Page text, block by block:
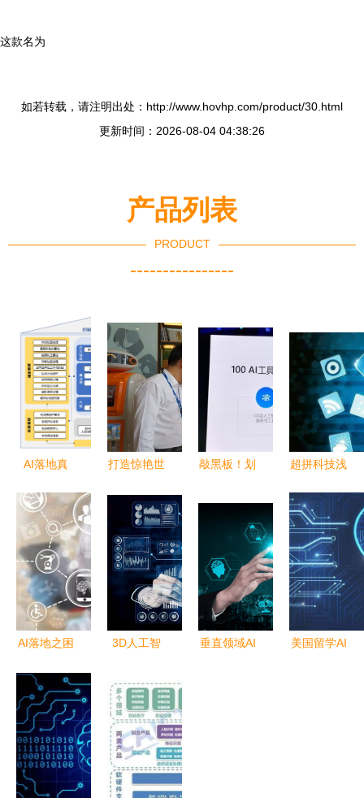
这款名为
如若转载，请注明出处：http://www.hovhp.com/product/30.html
更新时间：2026-08-04 04:38:26
产品列表
PRODUCT
----------------
AI落地真
中面向城市
管理,政府
部门贡献主
要营收,道
阻且长!
打造惊艳世
牧场 南沙
携手微软聚
焦人工智能
敲黑板！划
能大会到底
说了些什
么？
超拼科技浅
年，软件开
发技术的8
个趋势——
人工智能应
用软件开发
引领变革
AI落地之困
或成人机协
同新范式
3D人工智
数据挖掘
未来生活服
务的智能蜕
变
垂直领域AI
美国留学AI